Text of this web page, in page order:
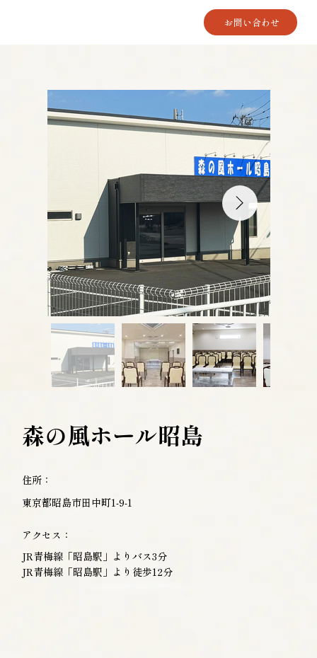
お問い合わせ
森の風ホール昭島
住所：
東京都昭島市田中町1-9-1
アクセス：
JR青梅線「昭島駅」よりバス3分
JR青梅線「昭島駅」より徒歩12分